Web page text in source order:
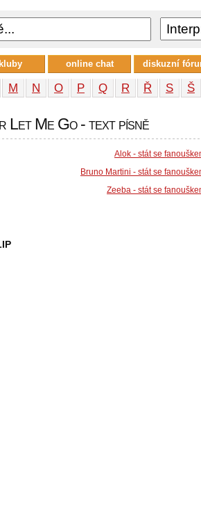
M N O P Q R Ř S Š
Let Me Go - text písně
Alok - stát se
Bruno Martini - stát se
Zeeba - stát se
online chat diskuzní